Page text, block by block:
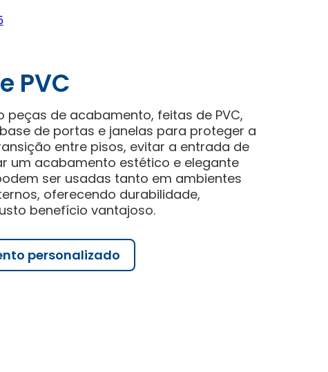
PVC
peças de acabamento, feitas de PVC,
de portas e janelas para proteger a
entre pisos, evitar a entrada de
um acabamento estético e elegante
ser usadas tanto em ambientes
oferecendo durabilidade,
benefício vantajoso.
personalizado